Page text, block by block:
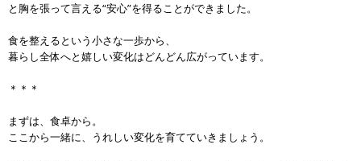
と胸を張って言える“安心”を得ることができました。
食を整えるという小さな一歩から、
暮らし全体へと嬉しい変化はどんどん広がっています。
＊＊＊
まずは、食卓から。
ここから一緒に、うれしい変化を育てていきましょう。